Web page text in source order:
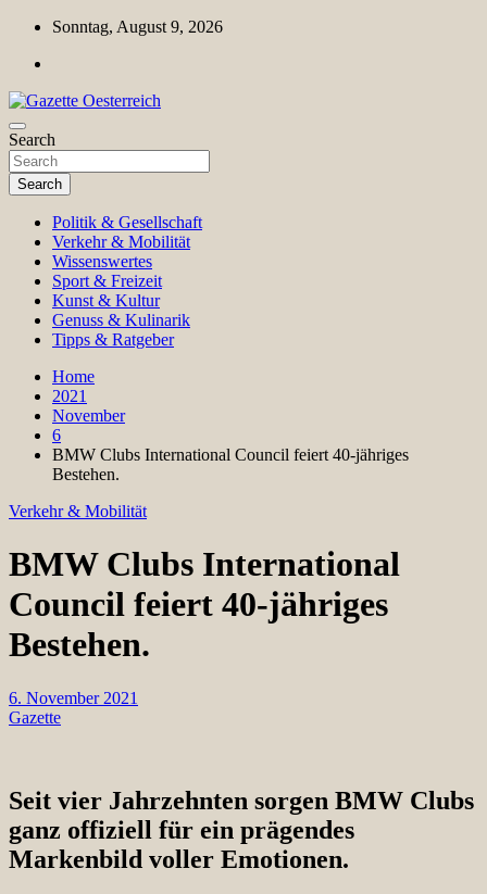
Skip
content
Sonntag, August 9, 2026
Gazette Oesterreich
Magazin für Freizeit, Politik, Kultur & Wissenschaft
Search
Search
Politik & Gesellschaft
Verkehr & Mobilität
Wissenswertes
Sport & Freizeit
Kunst & Kultur
Genuss & Kulinarik
Tipps & Ratgeber
Home
2021
November
6
BMW Clubs International Council feiert 40-jähriges
Bestehen.
Verkehr & Mobilität
BMW Clubs International
Council feiert 40-jähriges
Bestehen.
6. November 2021
Gazette
Seit vier Jahrzehnten sorgen BMW Clubs
ganz offiziell für ein prägendes
Markenbild voller Emotionen.